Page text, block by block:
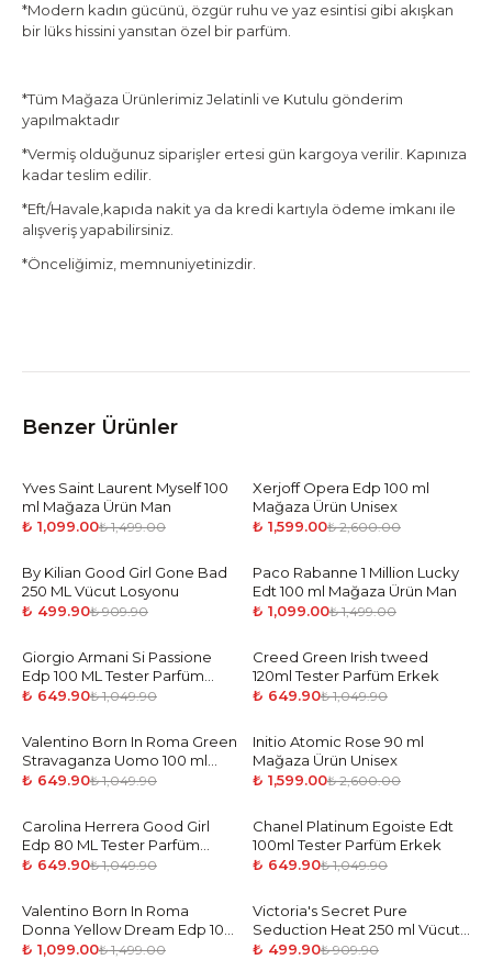
*Modern kadın gücünü, özgür ruhu ve yaz esintisi gibi akışkan
bir lüks hissini yansıtan özel bir parfüm.
*Tüm Mağaza Ürünlerimiz Jelatinli ve Kutulu gönderim
yapılmaktadır
*Vermiş olduğunuz siparişler ertesi gün kargoya verilir. Kapınıza
kadar teslim edilir.
*Eft/Havale,kapıda nakit ya da kredi kartıyla ödeme imkanı ile
alışveriş yapabilirsiniz.
*Önceliğimiz, memnuniyetinizdir.
Benzer Ürünler
-27%
Yves Saint Laurent Myself 100
ml Mağaza Ürün Man
₺ 1,099.00₺ 1,499.00
-39%
Xerjoff Opera Edp 100 ml
Mağaza Ürün Unisex
₺ 1,599.00₺ 2,600.00
- 45%
By Kilian Good Girl Gone Bad
250 ML Vücut Losyonu
₺ 499.90₺ 909.90
-27 %
Paco Rabanne 1 Million Lucky
Edt 100 ml Mağaza Ürün Man
₺ 1,099.00₺ 1,499.00
-38%
Giorgio Armani Si Passione
Edp 100 ML Tester Parfüm
Kadın
₺ 649.90₺ 1,049.90
-38%
Creed Green Irish tweed
120ml Tester Parfüm Erkek
₺ 649.90₺ 1,049.90
-38%
Valentino Born In Roma Green
Stravaganza Uomo 100 ml
Tester Parfüm Erkek
₺ 649.90₺ 1,049.90
-39%
Initio Atomic Rose 90 ml
Mağaza Ürün Unisex
₺ 1,599.00₺ 2,600.00
-38%
Carolina Herrera Good Girl
Edp 80 ML Tester Parfüm
Kadın
₺ 649.90₺ 1,049.90
-38%
Chanel Platinum Egoiste Edt
100ml Tester Parfüm Erkek
₺ 649.90₺ 1,049.90
-27%
Valentino Born In Roma
Donna Yellow Dream Edp 100
ml Mağaza Ürün Woman
₺ 1,099.00₺ 1,499.00
-45%
Victoria's Secret Pure
Seduction Heat 250 ml Vücut
Spreyi
₺ 499.90₺ 909.90